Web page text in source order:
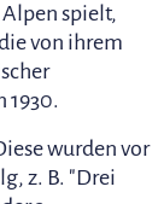
spielt,
von ihrem
1930.
wurden vor
z. B. "Drei